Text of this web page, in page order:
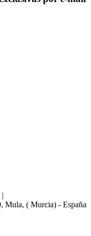
|
Mula, ( Murcia) - España